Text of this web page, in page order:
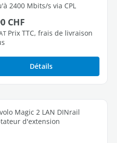
2400 Mbits/s via CPL
Ethernet Gigabit libres
:
CHF
Prix TTC, frais de livraison
Détails